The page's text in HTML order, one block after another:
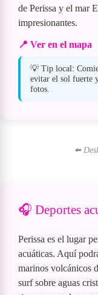
de Perissa y el mar
impresionantes.
📍 Ver en el mapa
💡 Tip local:
evitar el sol fuerte
fotos.
⬅️
🎧 Deportes
Perissa es el lugar
acuáticas. Aquí
marinos volcánicos
surf sobre aguas